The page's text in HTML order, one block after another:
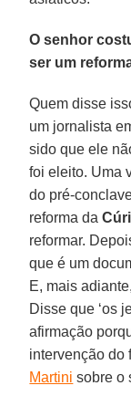
O senhor
ser um
Quem disse
um jornalista
sido que ele
foi eleito. Uma
do pré-
reforma da
reformar.
que é um
E, mais
Disse que ‘os
afirmação
intervenção
Martini sobre o